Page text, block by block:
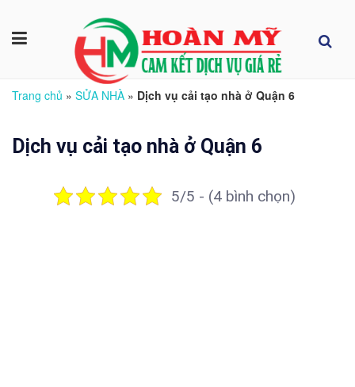
Trang chủ » SỬA NHÀ » Dịch vụ cải tạo nhà ở Quận 6
Dịch vụ cải tạo nhà ở Quận 6
5/5 - (4 bình chọn)